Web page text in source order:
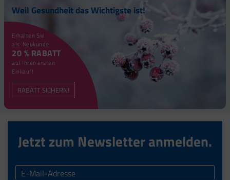
Weil Gesundheit das Wichtigste ist!
Erhalten Sie
als Neukunde
20 % RABATT
auf Ihren ersten
Einkauf!
RABATT SICHERN!
Jetzt zum Newsletter anmelden.